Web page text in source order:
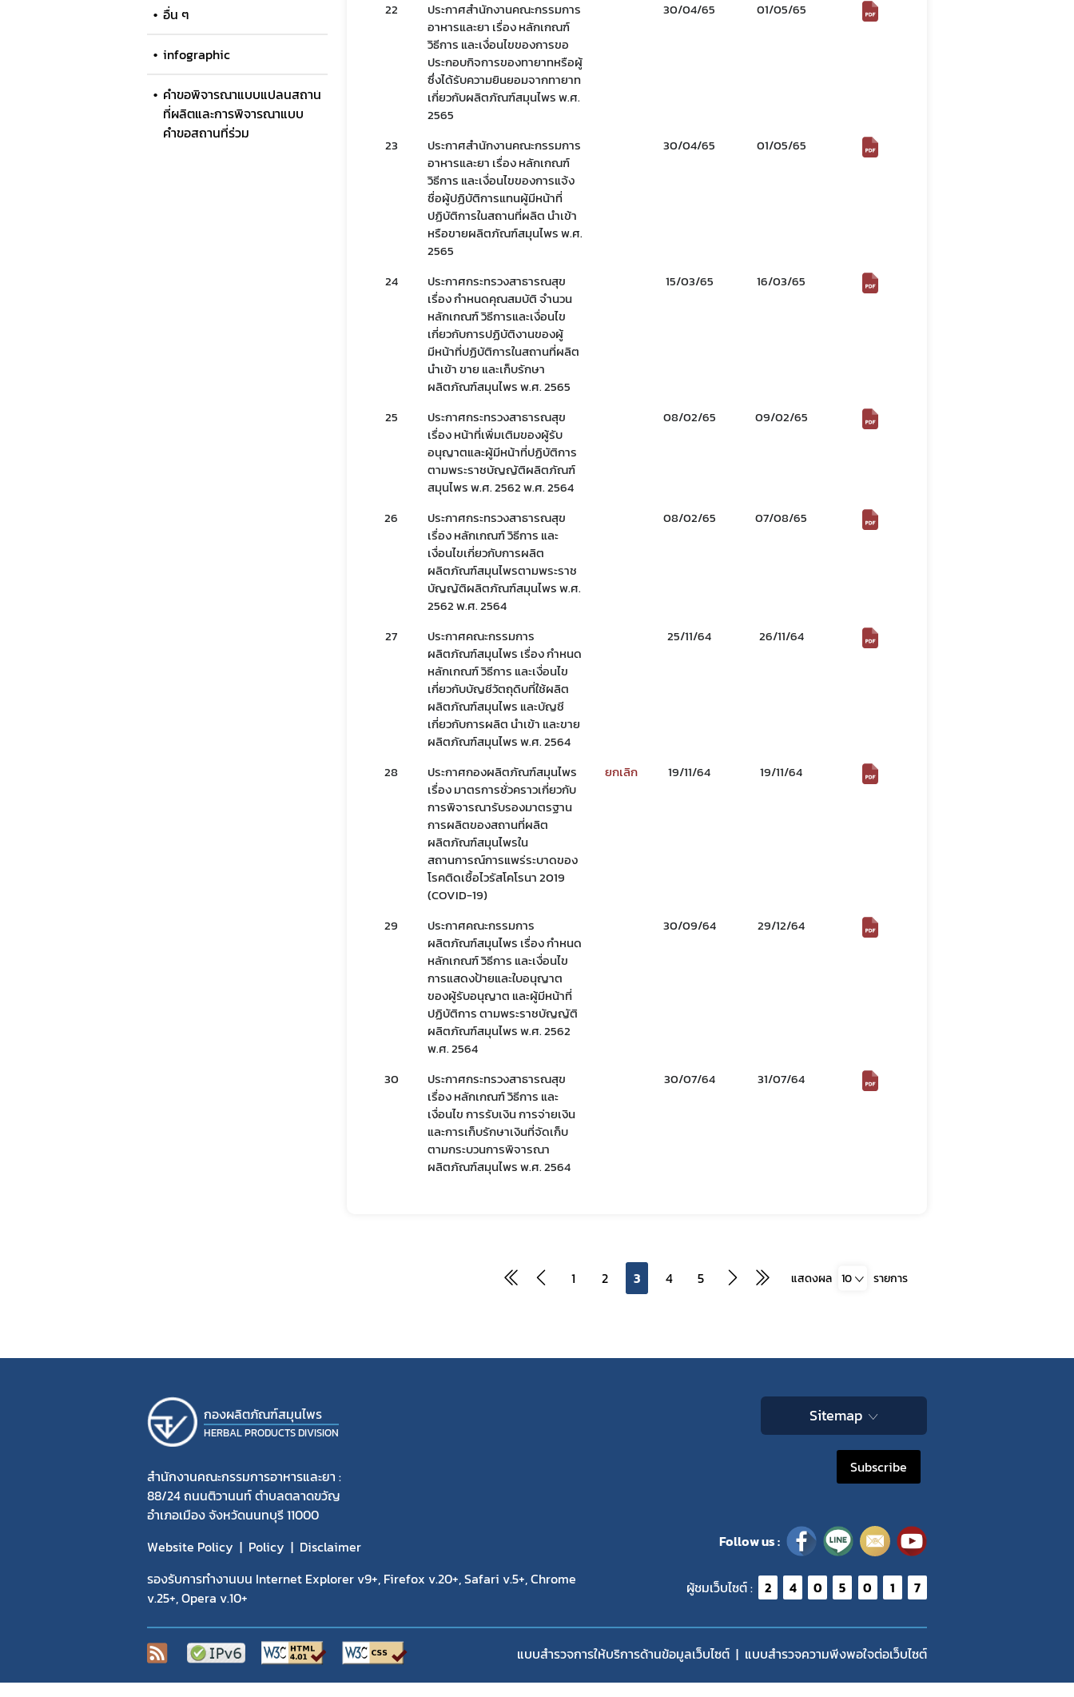
อื่น ๆ
infographic
คำขอพิจารณาแบบแปลนสถาน
ที่ผลิตและการพิจารณาแบบ
คำขอสถานที่ร่วม
22
ประกาศสำนักงานคณะกรรมการ
อาหารและยา เรื่อง หลักเกณฑ์
วิธีการ และเงื่อนไขของการขอ
ประกอบกิจการของทายาทหรือผู้
ซึ่งได้รับความยินยอมจากทายาท
เกี่ยวกับผลิตภัณฑ์สมุนไพร พ.ศ.
2565
30/04/65 01/05/65
23
ประกาศสำนักงานคณะกรรมการ
อาหารและยา เรื่อง หลักเกณฑ์
วิธีการ และเงื่อนไขของการแจ้ง
ชื่อผู้ปฏิบัติการแทนผู้มีหน้าที่
ปฏิบัติการในสถานที่ผลิต นำเข้า
หรือขายผลิตภัณฑ์สมุนไพร พ.ศ.
2565
30/04/65 01/05/65
24
ประกาศกระทรวงสาธารณสุข
เรื่อง กำหนดคุณสมบัติ จำนวน
หลักเกณฑ์ วิธีการและเงื่อนไข
เกี่ยวกับการปฏิบัติงานของผู้
มีหน้าที่ปฏิบัติการในสถานที่ผลิต
นำเข้า ขาย และเก็บรักษา
ผลิตภัณฑ์สมุนไพร พ.ศ. 2565
15/03/65 16/03/65
25
ประกาศกระทรวงสาธารณสุข
เรื่อง หน้าที่เพิ่มเติมของผู้รับ
อนุญาตและผู้มีหน้าที่ปฏิบัติการ
ตามพระราชบัญญัติผลิตภัณฑ์
สมุนไพร พ.ศ. 2562 พ.ศ. 2564
08/02/65 09/02/65
26
ประกาศกระทรวงสาธารณสุข
เรื่อง หลักเกณฑ์ วิธีการ และ
เงื่อนไขเกี่ยวกับการผลิต
ผลิตภัณฑ์สมุนไพรตามพระราช
บัญญัติผลิตภัณฑ์สมุนไพร พ.ศ.
2562 พ.ศ. 2564
08/02/65 07/08/65
27
ประกาศคณะกรรมการ
ผลิตภัณฑ์สมุนไพร เรื่อง กำหนด
หลักเกณฑ์ วิธีการ และเงื่อนไข
เกี่ยวกับบัญชีวัตถุดิบที่ใช้ผลิต
ผลิตภัณฑ์สมุนไพร และบัญชี
เกี่ยวกับการผลิต นำเข้า และขาย
ผลิตภัณฑ์สมุนไพร พ.ศ. 2564
25/11/64 26/11/64
28
ประกาศกองผลิตภัณฑ์สมุนไพร
เรื่อง มาตรการชั่วคราวเกี่ยวกับ
การพิจารณารับรองมาตรฐาน
การผลิตของสถานที่ผลิต
ผลิตภัณฑ์สมุนไพรใน
สถานการณ์การแพร่ระบาดของ
โรคติดเชื้อไวรัสโคโรนา 2019
(COVID-19)
ยกเลิก 19/11/64 19/11/64
29
ประกาศคณะกรรมการ
ผลิตภัณฑ์สมุนไพร เรื่อง กำหนด
หลักเกณฑ์ วิธีการ และเงื่อนไข
การแสดงป้ายและใบอนุญาต
ของผู้รับอนุญาต และผู้มีหน้าที่
ปฏิบัติการ ตามพระราชบัญญัติ
ผลิตภัณฑ์สมุนไพร พ.ศ. 2562
พ.ศ. 2564
30/09/64 29/12/64
30
ประกาศกระทรวงสาธารณสุข
เรื่อง หลักเกณฑ์ วิธีการ และ
เงื่อนไข การรับเงิน การจ่ายเงิน
และการเก็บรักษาเงินที่จัดเก็บ
ตามกระบวนการพิจารณา
ผลิตภัณฑ์สมุนไพร พ.ศ. 2564
30/07/64 31/07/64
1 2 3 4 5 แสดงผล 10 รายการ
กองผลิตภัณฑ์สมุนไพร
HERBAL PRODUCTS DIVISION
สำนักงานคณะกรรมการอาหารและยา :
88/24 ถนนติวานนท์ ตำบลตลาดขวัญ
อำเภอเมือง จังหวัดนนทบุรี 11000
Website Policy
Policy
Disclaimer
รองรับการทำงานบน Internet Explorer v9+, Firefox v.20+, Safari v.5+, Chrome
v.25+, Opera v.10+
Sitemap
Subscribe
Follow us :
ผู้ชมเว็บไซต์ : 2 4 0 5 0 1 7
แบบสำรวจการให้บริการด้านข้อมูลเว็บไซต์ แบบสำรวจความพีงพอใจต่อเว็บไซต์
Subscribe
เลือกหัวข้อที่ท่านต้องการ Subscribe
โควิด